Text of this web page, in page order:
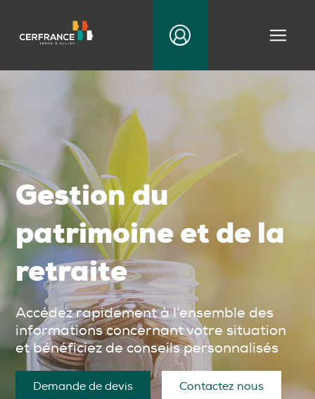
|||
Gestion du
patrimoine et de la
retraite
Accédez rapidement à l’ensemble des
informations concernant votre situation
et bénéficiez de conseils personnalisés
Demande de devis Contactez nous